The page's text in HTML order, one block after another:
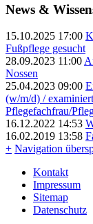
News &
15.10.2025 17:00
Fußpflege gesucht
28.09.2023 11:00
Nossen
25.04.2023 09:00
(w/m/d) /
Pflegefachfrau/
16.12.2022 14:53
16.02.2019 13:58
+ Navigation
Kontakt
Impressum
Sitemap
Datenschutz